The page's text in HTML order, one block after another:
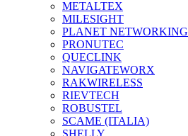
METALTEX
MILESIGHT
PLANET NETWORKING
PRONUTEC
QUECLINK
NAVIGATEWORX
RAKWIRELESS
RIEVTECH
ROBUSTEL
SCAME (ITALIA)
SHELLY